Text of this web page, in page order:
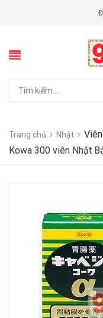
Trang chủ Nhật
Kowa 300 viên Nhật